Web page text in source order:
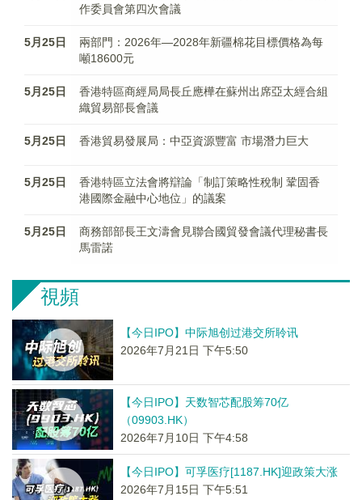
作委員會第四次會議
5月25日
兩部門：2026年—2028年新疆棉花目標價格為每
噸18600元
5月25日
香港特區商經局局長丘應樺在蘇州出席亞太經合組
織貿易部長會議
5月25日 香港貿易發展局：中亞資源豐富 市場潛力巨大
5月25日
香港特區立法會將辯論「制訂策略性稅制 鞏固香
港國際金融中心地位」的議案
5月25日
商務部部長王文濤會見聯合國貿發會議代理秘書長
馬雷諾
視頻
【今日IPO】中际旭创过港交所聆讯
2026年7月21日 下午5:50
【今日IPO】天数智芯配股筹70亿
（09903.HK）
2026年7月10日 下午4:58
【今日IPO】可孚医疗[1187.HK]迎政策大涨
2026年7月15日 下午5:51